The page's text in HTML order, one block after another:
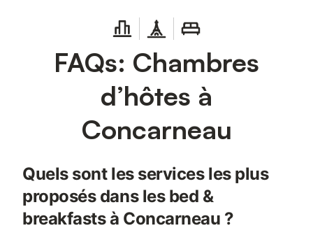
FAQs: Chambres
d’hôtes à
Concarneau
Quels sont les services les plus
proposés dans les bed &
breakfasts à Concarneau ?